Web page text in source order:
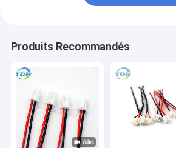
Produits Recommandés